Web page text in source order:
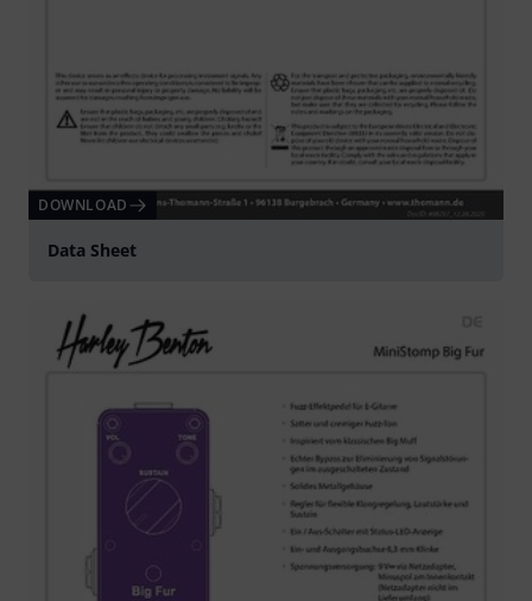
DOWNLOAD
Data Sheet